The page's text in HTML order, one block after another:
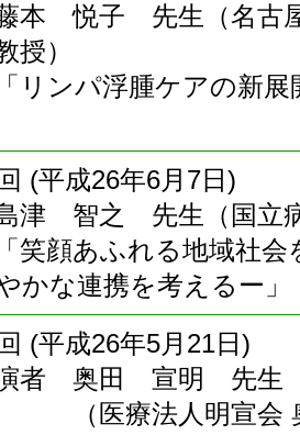
悦子 先生（名古屋
）
ンパ浮腫ケアの新展
(平成26年6月7日)
智之 先生（国立病
顔あふれる地域社会
かな連携を考えるー」
(平成26年5月21日)
奥田 宣明 先生
療法人明宣会 奥